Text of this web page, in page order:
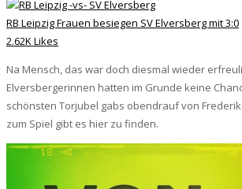
RB Leipzig Frauen besiegen SV Elversberg mit 3:0
2.62K Likes
Na Mensch, das war doch diesmal wieder
Elversbergerinnen hatten im Grunde keine
schönsten Torjubel gabs obendrauf von
zum Spiel gibt es hier zu finden.